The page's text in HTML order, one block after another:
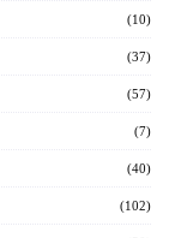
(10)
(37)
(57)
(7)
(40)
(102)